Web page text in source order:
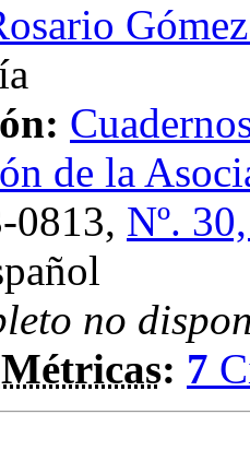
de la
0813, Nº.
no
: 7